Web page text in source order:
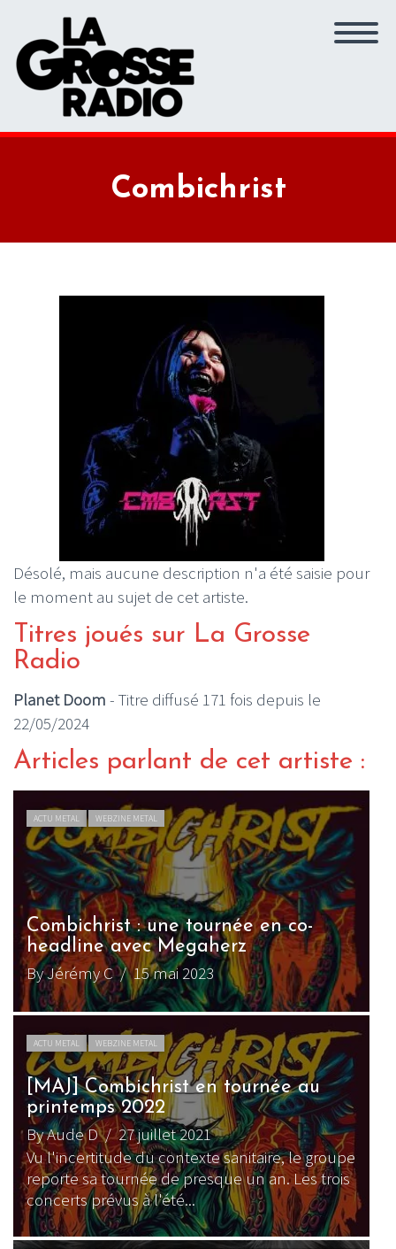
Combichrist
Désolé, mais aucune description n'a été saisie pour
le moment au sujet de cet artiste.
Titres joués sur La Grosse
Radio
Planet Doom - Titre diffusé 171 fois depuis le
22/05/2024
Articles parlant de cet artiste :
ACTU METAL WEBZINE METAL
Combichrist : une tournée en co-
headline avec Megaherz
By Jérémy C/ 15 mai 2023
ACTU METAL WEBZINE METAL
[MAJ] Combichrist en tournée au
printemps 2022
By Aude D/ 27 juillet 2021
Vu l'incertitude du contexte sanitaire, le groupe
reporte sa tournée de presque un an. Les trois
concerts prévus à l'été...